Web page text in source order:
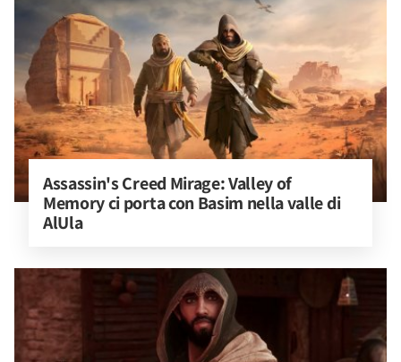
Assassin's Creed Mirage: Valley of
Memory ci porta con Basim nella valle di
AlUla